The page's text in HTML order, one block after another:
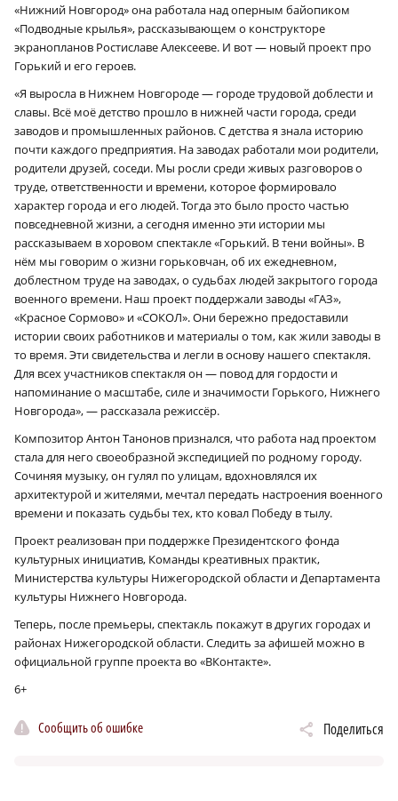
«Нижний Новгород» она работала над оперным байопиком
«Подводные крылья», рассказывающем о конструкторе
экранопланов Ростиславе Алексееве. И вот — новый проект про
Горький и его героев.
«Я выросла в Нижнем Новгороде — городе трудовой доблести и
славы. Всё моё детство прошло в нижней части города, среди
заводов и промышленных районов. С детства я знала историю
почти каждого предприятия. На заводах работали мои родители,
родители друзей, соседи. Мы росли среди живых разговоров о
труде, ответственности и времени, которое формировало
характер города и его людей. Тогда это было просто частью
повседневной жизни, а сегодня именно эти истории мы
рассказываем в хоровом спектакле «Горький. В тени войны». В
нём мы говорим о жизни горьковчан, об их ежедневном,
доблестном труде на заводах, о судьбах людей закрытого города
военного времени. Наш проект поддержали заводы «ГАЗ»,
«Красное Сормово» и «СОКОЛ». Они бережно предоставили
истории своих работников и материалы о том, как жили заводы в
то время. Эти свидетельства и легли в основу нашего спектакля.
Для всех участников спектакля он — повод для гордости и
напоминание о масштабе, силе и значимости Горького, Нижнего
Новгорода», — рассказала режиссёр.
Композитор Антон Танонов признался, что работа над проектом
стала для него своеобразной экспедицией по родному городу.
Сочиняя музыку, он гулял по улицам, вдохновлялся их
архитектурой и жителями, мечтал передать настроения военного
времени и показать судьбы тех, кто ковал Победу в тылу.
Проект реализован при поддержке Президентского фонда
культурных инициатив, Команды креативных практик,
Министерства культуры Нижегородской области и Департамента
культуры Нижнего Новгорода.
Теперь, после премьеры, спектакль покажут в других городах и
районах Нижегородской области. Следить за афишей можно в
официальной группе проекта во «ВКонтакте».
6+
Сообщить об ошибке Поделиться